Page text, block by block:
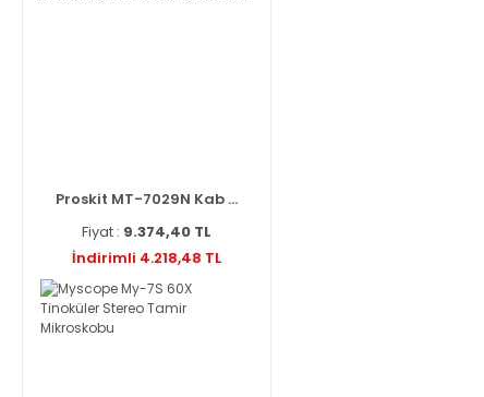
Proskit MT-7029N Kab ...
Fiyat : 9.374,40 TL
İndirimli 4.218,48 TL